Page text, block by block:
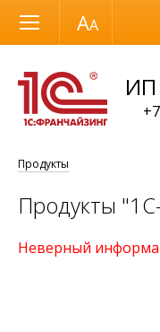
Размер шрифта
Продукты
Продукты
Неверный